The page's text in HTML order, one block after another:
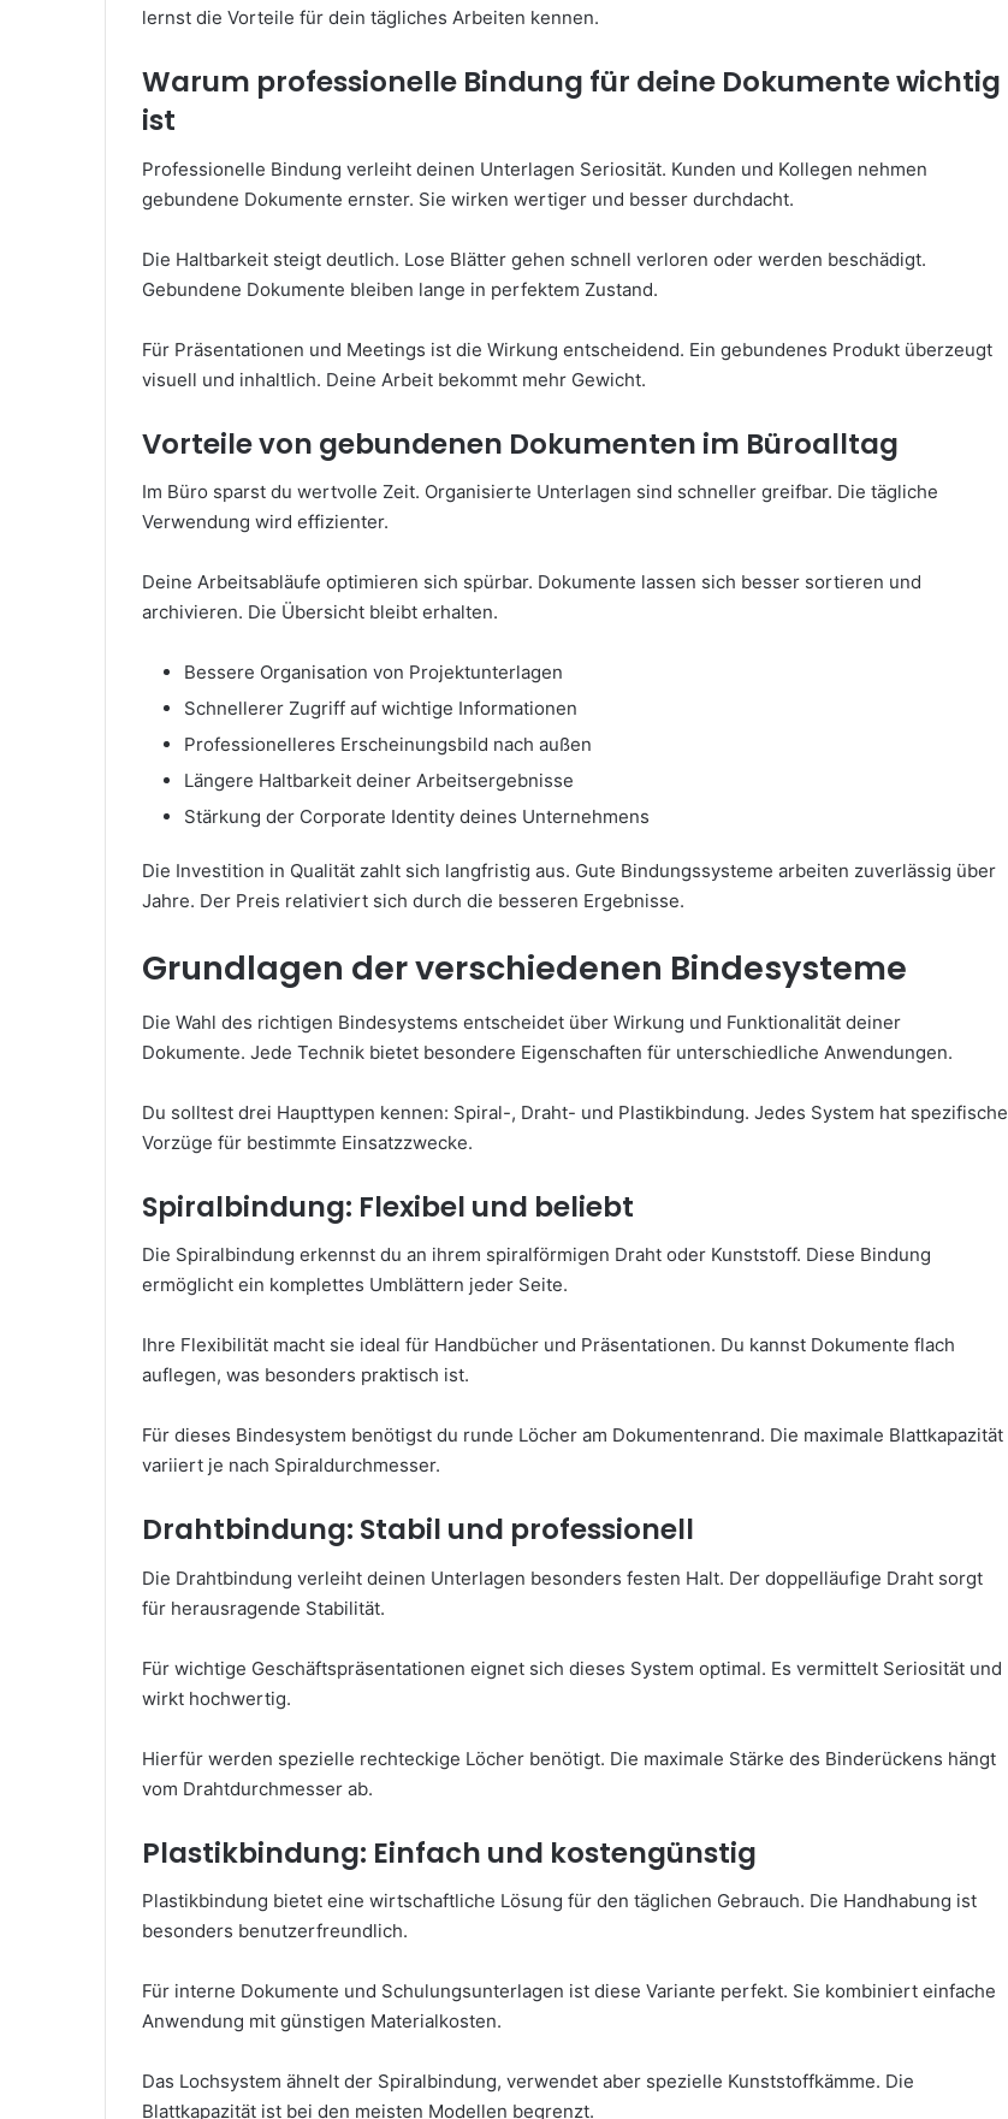
lernst die Vorteile für dein tägliches Arbeiten kennen.
Warum professionelle Bindung für deine Dokumente wichtig
ist
Professionelle Bindung verleiht deinen Unterlagen Seriosität. Kunden und Kollegen nehmen
gebundene Dokumente ernster. Sie wirken wertiger und besser durchdacht.
Die Haltbarkeit steigt deutlich. Lose Blätter gehen schnell verloren oder werden beschädigt.
Gebundene Dokumente bleiben lange in perfektem Zustand.
Für Präsentationen und Meetings ist die Wirkung entscheidend. Ein gebundenes Produkt überzeugt
visuell und inhaltlich. Deine Arbeit bekommt mehr Gewicht.
Vorteile von gebundenen Dokumenten im Büroalltag
Im Büro sparst du wertvolle Zeit. Organisierte Unterlagen sind schneller greifbar. Die tägliche
Verwendung wird effizienter.
Deine Arbeitsabläufe optimieren sich spürbar. Dokumente lassen sich besser sortieren und
archivieren. Die Übersicht bleibt erhalten.
Bessere Organisation von Projektunterlagen
Schnellerer Zugriff auf wichtige Informationen
Professionelleres Erscheinungsbild nach außen
Längere Haltbarkeit deiner Arbeitsergebnisse
Stärkung der Corporate Identity deines Unternehmens
Die Investition in Qualität zahlt sich langfristig aus. Gute Bindungssysteme arbeiten zuverlässig über
Jahre. Der Preis relativiert sich durch die besseren Ergebnisse.
Grundlagen der verschiedenen Bindesysteme
Die Wahl des richtigen Bindesystems entscheidet über Wirkung und Funktionalität deiner
Dokumente. Jede Technik bietet besondere Eigenschaften für unterschiedliche Anwendungen.
Du solltest drei Haupttypen kennen: Spiral-, Draht- und Plastikbindung. Jedes System hat spezifische
Vorzüge für bestimmte Einsatzzwecke.
Spiralbindung: Flexibel und beliebt
Die Spiralbindung erkennst du an ihrem spiralförmigen Draht oder Kunststoff. Diese Bindung
ermöglicht ein komplettes Umblättern jeder Seite.
Ihre Flexibilität macht sie ideal für Handbücher und Präsentationen. Du kannst Dokumente flach
auflegen, was besonders praktisch ist.
Für dieses Bindesystem benötigst du runde Löcher am Dokumentenrand. Die maximale Blattkapazität
variiert je nach Spiraldurchmesser.
Drahtbindung: Stabil und professionell
Die Drahtbindung verleiht deinen Unterlagen besonders festen Halt. Der doppelläufige Draht sorgt
für herausragende Stabilität.
Für wichtige Geschäftspräsentationen eignet sich dieses System optimal. Es vermittelt Seriosität und
wirkt hochwertig.
Hierfür werden spezielle rechteckige Löcher benötigt. Die maximale Stärke des Binderückens hängt
vom Drahtdurchmesser ab.
Plastikbindung: Einfach und kostengünstig
Plastikbindung bietet eine wirtschaftliche Lösung für den täglichen Gebrauch. Die Handhabung ist
besonders benutzerfreundlich.
Für interne Dokumente und Schulungsunterlagen ist diese Variante perfekt. Sie kombiniert einfache
Anwendung mit günstigen Materialkosten.
Das Lochsystem ähnelt der Spiralbindung, verwendet aber spezielle Kunststoffkämme. Die
Blattkapazität ist bei den meisten Modellen begrenzt.